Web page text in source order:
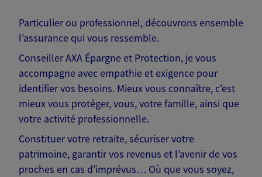
Particulier ou professionnel, découvrons ensemble
l’assurance qui vous ressemble.
Conseiller AXA Épargne et Protection, je vous
accompagne avec empathie et exigence pour
identifier vos besoins. Mieux vous connaître, c'est
mieux vous protéger, vous, votre famille, ainsi que
votre activité professionnelle.
Constituer votre retraite, sécuriser votre
patrimoine, garantir vos revenus et l’avenir de vos
proches en cas d’imprévus… Où que vous soyez,